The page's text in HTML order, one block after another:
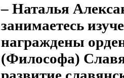
– Наталья
занимаетесь
награждены
(Философа)